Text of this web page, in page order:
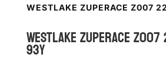
WESTLAKE ZUPERACE Z007
WestLake ZUPERACE
93Y